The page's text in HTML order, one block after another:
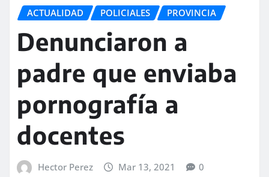
ACTUALIDAD POLICIALES PROVINCIA
Denunciaron a
padre que enviaba
pornografía a
docentes
Hector Perez Mar 13, 2021 0